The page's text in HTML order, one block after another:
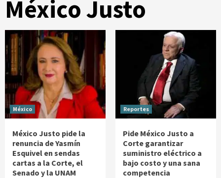
México Justo
México
México Justo pide la
renuncia de Yasmín
Esquivel en sendas
cartas a la Corte, el
Senado y la UNAM
Reportes
Pide México Justo a
Corte garantizar
suministro eléctrico a
bajo costo y una sana
competencia